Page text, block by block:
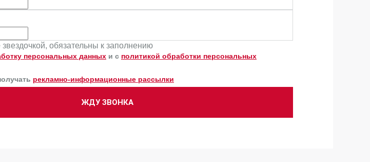
обязательны к заполнению
персональных данных и c политикой обработки персональных
рекламно-информационные рассылки
ЖДУ ЗВОНКА